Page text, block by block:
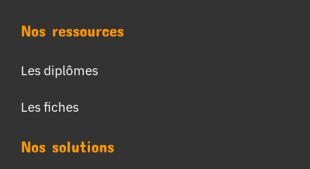
Nos ressources
Les diplômes
Les fiches
Nos solutions